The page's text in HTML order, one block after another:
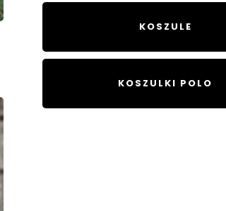
KOSZULE
KOSZULKI POLO